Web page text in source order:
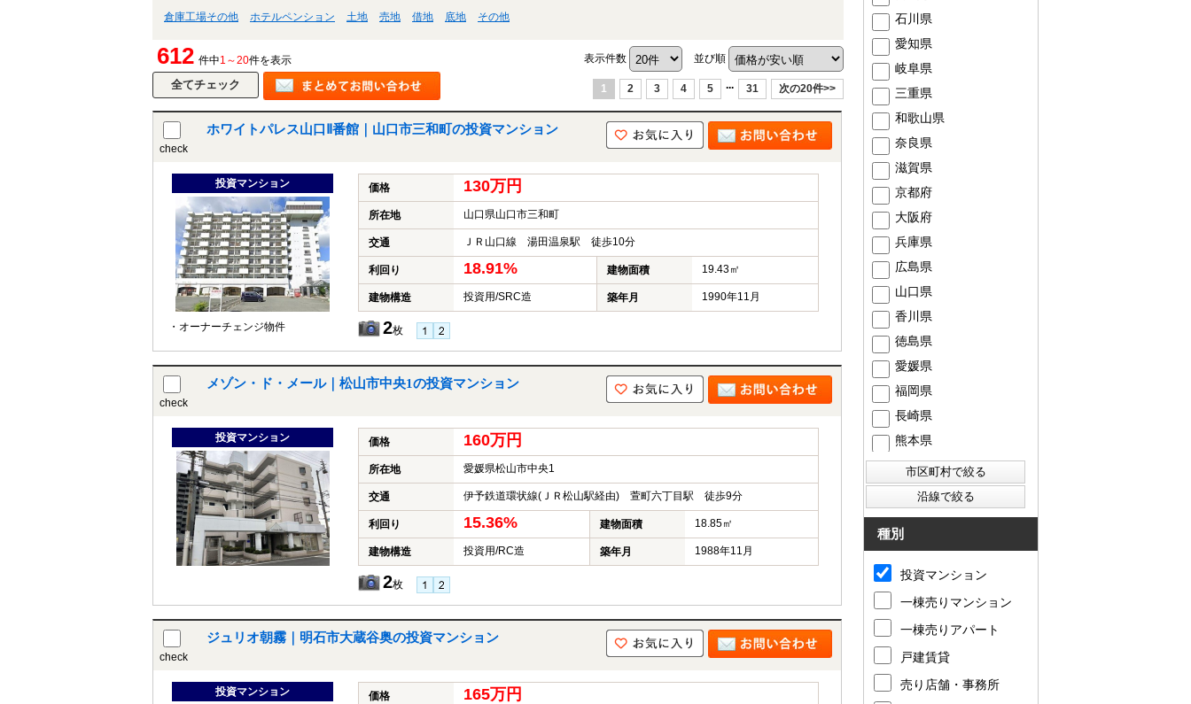
倉庫工場その他 ホテルペンション 土地 売地 借地 底地 その他
612 件中1～20件を表示 表示件数 並び順
1 2 3 4 5 ... 31 次の20件>>
check
ホワイトパレス山口Ⅱ番館｜山口市三和町の投資マンション
投資マンション
・オーナーチェンジ物件
価格 130万円
所在地 山口県山口市三和町
交通 ＪＲ山口線 湯田温泉駅 徒歩10分
利回り 18.91% 建物面積 19.43㎡
建物構造 投資用/SRC造 築年月 1990年11月
2枚
check
メゾン・ド・メール｜松山市中央1の投資マンション
投資マンション 価格 160万円
所在地 愛媛県松山市中央1
交通 伊予鉄道環状線(ＪＲ松山駅経由) 萱町六丁目駅 徒歩9分
利回り 15.36% 建物面積 18.85㎡
建物構造 投資用/RC造 築年月 1988年11月
2枚
check
ジュリオ朝霧｜明石市大蔵谷奥の投資マンション
投資マンション 価格 165万円
石川県
愛知県
岐阜県
三重県
和歌山県
奈良県
滋賀県
京都府
大阪府
兵庫県
広島県
山口県
香川県
徳島県
愛媛県
福岡県
長崎県
熊本県
種別
投資マンション
一棟売りマンション
一棟売りアパート
戸建賃貸
売り店舗・事務所